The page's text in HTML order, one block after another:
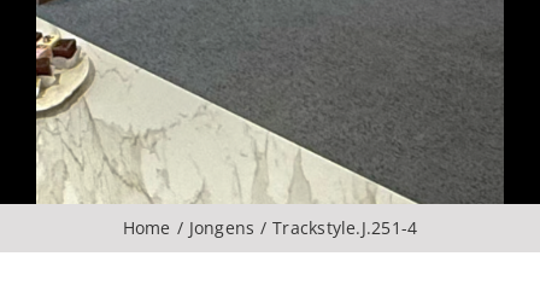
Over ons
CONTACT
Home Jongens Trackstyle.J.251-4